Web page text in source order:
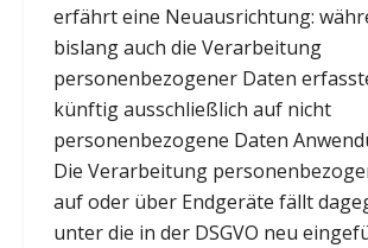
erfährt eine Neuausrichtung:
bislang auch die Verarbeitung
personenbezogener Daten
künftig ausschließlich auf nicht
personenbezogene Daten
Die Verarbeitung
auf oder über Endgeräte fällt
unter die in der DSGVO neu